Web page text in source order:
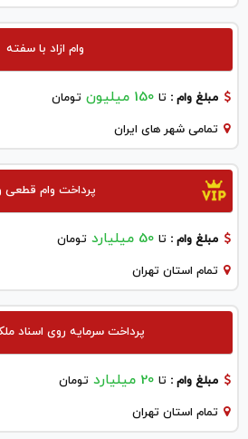
وام ازاد با سفته
مبلغ وام : تا 150 میلیون تومان
تمامی شهر های ایران
پرداخت وام قطعی
مبلغ وام : تا 50 میلیارد تومان
تمام استان تهران
پرداخت سرمایه روی اسناد
مبلغ وام : تا 20 میلیارد تومان
تمام استان تهران